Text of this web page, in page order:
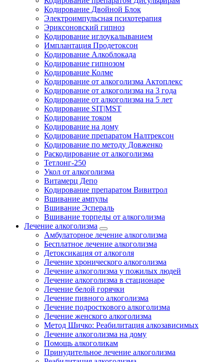
Кодирование Двойной Блок
Электроимпульсная психотерапия
Эриксоновский гипноз
Кодирование иглоукалыванием
Имплантация Продетоксон
Кодирование Алкоблокада
Кодирование гипнозом
Кодирование Колме
Кодирование от алкоголизма Актоплекс
Кодирование от алкоголизма на 3 года
Кодирование от алкоголизма на 5 лет
Кодирование SIT|MST
Кодирование током
Кодирование на дому
Кодирование препаратом Налтрексон
Кодирование по методу Довженко
Раскодирование от алкоголизма
Тетлонг-250
Укол от алкоголизма
Витамерц Депо
Кодирование препаратом Вивитрол
Вшивание ампулы
Вшивание Эспераль
Вшивание торпеды от алкоголизма
Лечение алкоголизма
Амбулаторное лечение алкоголизма
Бесплатное лечение алкоголизма
Детоксикация от алкоголя
Лечение хронического алкоголизма
Лечение алкоголизма у пожилых людей
Лечение алкоголизма в стационаре
Лечение белой горячки
Лечение пивного алкоголизма
Лечение подросткового алкоголизма
Лечение женского алкоголизма
Метод Шичко: Реабилитация алкозависимых
Лечение алкоголизма на дому
Помощь алкоголикам
Принудительное лечение алкоголизма